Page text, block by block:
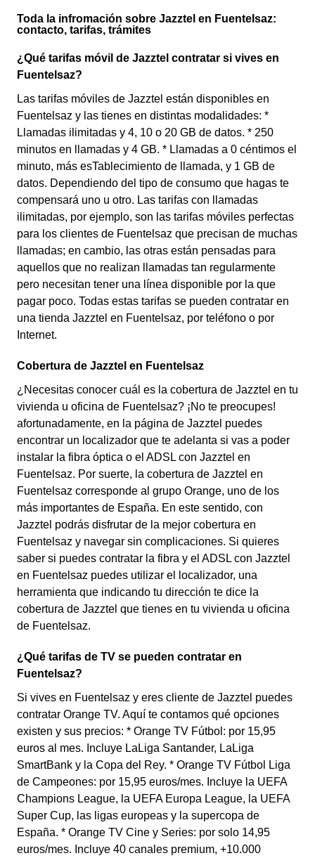
Toda la infromación sobre Jazztel en Fuentelsaz:
contacto, tarifas, trámites
¿Qué tarifas móvil de Jazztel contratar si vives en
Fuentelsaz?
Las tarifas móviles de Jazztel están disponibles en
Fuentelsaz y las tienes en distintas modalidades: *
Llamadas ilimitadas y 4, 10 o 20 GB de datos. * 250
minutos en llamadas y 4 GB. * Llamadas a 0 céntimos el
minuto, más esTablecimiento de llamada, y 1 GB de
datos. Dependiendo del tipo de consumo que hagas te
compensará uno u otro. Las tarifas con llamadas
ilimitadas, por ejemplo, son las tarifas móviles perfectas
para los clientes de Fuentelsaz que precisan de muchas
llamadas; en cambio, las otras están pensadas para
aquellos que no realizan llamadas tan regularmente
pero necesitan tener una línea disponible por la que
pagar poco. Todas estas tarifas se pueden contratar en
una tienda Jazztel en Fuentelsaz, por teléfono o por
Internet.
Cobertura de Jazztel en Fuentelsaz
¿Necesitas conocer cuál es la cobertura de Jazztel en tu
vivienda u oficina de Fuentelsaz? ¡No te preocupes!
afortunadamente, en la página de Jazztel puedes
encontrar un localizador que te adelanta si vas a poder
instalar la fibra óptica o el ADSL con Jazztel en
Fuentelsaz. Por suerte, la cobertura de Jazztel en
Fuentelsaz corresponde al grupo Orange, uno de los
más importantes de España. En este sentido, con
Jazztel podrás disfrutar de la mejor cobertura en
Fuentelsaz y navegar sin complicaciones. Si quieres
saber si puedes contratar la fibra y el ADSL con Jazztel
en Fuentelsaz puedes utilizar el localizador, una
herramienta que indicando tu dirección te dice la
cobertura de Jazztel que tienes en tu vivienda u oficina
de Fuentelsaz.
¿Qué tarifas de TV se pueden contratar en
Fuentelsaz?
Si vives en Fuentelsaz y eres cliente de Jazztel puedes
contratar Orange TV. Aquí te contamos qué opciones
existen y sus precios: * Orange TV Fútbol: por 15,95
euros al mes. Incluye LaLiga Santander, LaLiga
SmartBank y la Copa del Rey. * Orange TV Fútbol Liga
de Campeones: por 15,95 euros/mes. Incluye la UEFA
Champions League, la UEFA Europa League, la UEFA
Super Cup, las ligas europeas y la supercopa de
España. * Orange TV Cine y Series: por solo 14,95
euros/mes. Incluye 40 canales premium, +10.000